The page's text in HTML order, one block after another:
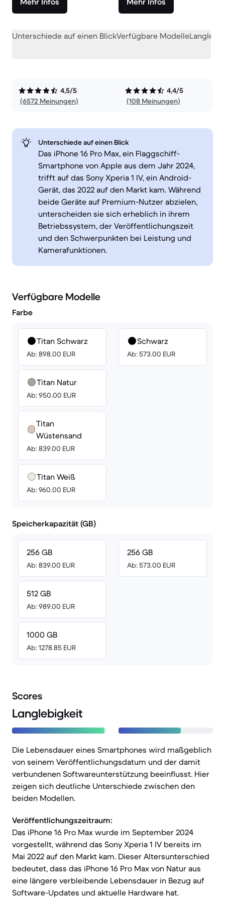
Unterschiede auf einen BlickVerfügbare Modelle
4,5/5
(6572 Meinungen)
4,4/5
(108 Meinungen)
Unterschiede auf einen Blick
Das iPhone 16 Pro Max, ein Flaggschiff-
Smartphone von Apple aus dem Jahr 2024,
trifft auf das Sony Xperia 1 IV, ein Android-
Gerät, das 2022 auf den Markt kam. Während
beide Geräte auf Premium-Nutzer abzielen,
unterscheiden sie sich erheblich in ihrem
Betriebssystem, der Veröffentlichungszeit
und den Schwerpunkten bei Leistung und
Kamerafunktionen.
Verfügbare Modelle
Farbe
Titan Schwarz
Ab: 898.00 EUR
Titan Natur
Ab: 950.00 EUR
Titan
Wüstensand
Ab: 839.00 EUR
Titan Weiß
Ab: 960.00 EUR
Schwarz
Ab: 573.00 EUR
Speicherkapazität (GB)
256 GB
Ab: 839.00 EUR
512 GB
Ab: 989.00 EUR
1000 GB
Ab: 1278.85 EUR
256 GB
Ab: 573.00 EUR
Scores
Langlebigkeit
Die Lebensdauer eines Smartphones wird maßgeblich
von seinem Veröffentlichungsdatum und der damit
verbundenen Softwareunterstützung beeinflusst. Hier
zeigen sich deutliche Unterschiede zwischen den
beiden Modellen.
Veröffentlichungszeitraum:
Das iPhone 16 Pro Max wurde im September 2024
vorgestellt, während das Sony Xperia 1 IV bereits im
Mai 2022 auf den Markt kam. Dieser Altersunterschied
bedeutet, dass das iPhone 16 Pro Max von Natur aus
eine längere verbleibende Lebensdauer in Bezug auf
Software-Updates und aktuelle Hardware hat.